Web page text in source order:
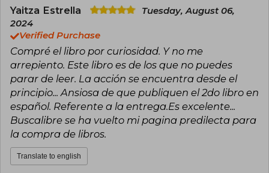
Yaitza Estrella
Tuesday, August 06,
2024
Verified Purchase
Compré el libro por curiosidad. Y no me
arrepiento. Este libro es de los que no puedes
parar de leer. La acción se encuentra desde el
principio... Ansiosa de que publiquen el 2do libro en
español. Referente a la entrega.Es excelente...
Buscalibre se ha vuelto mi pagina predilecta para
la compra de libros.
Translate to english